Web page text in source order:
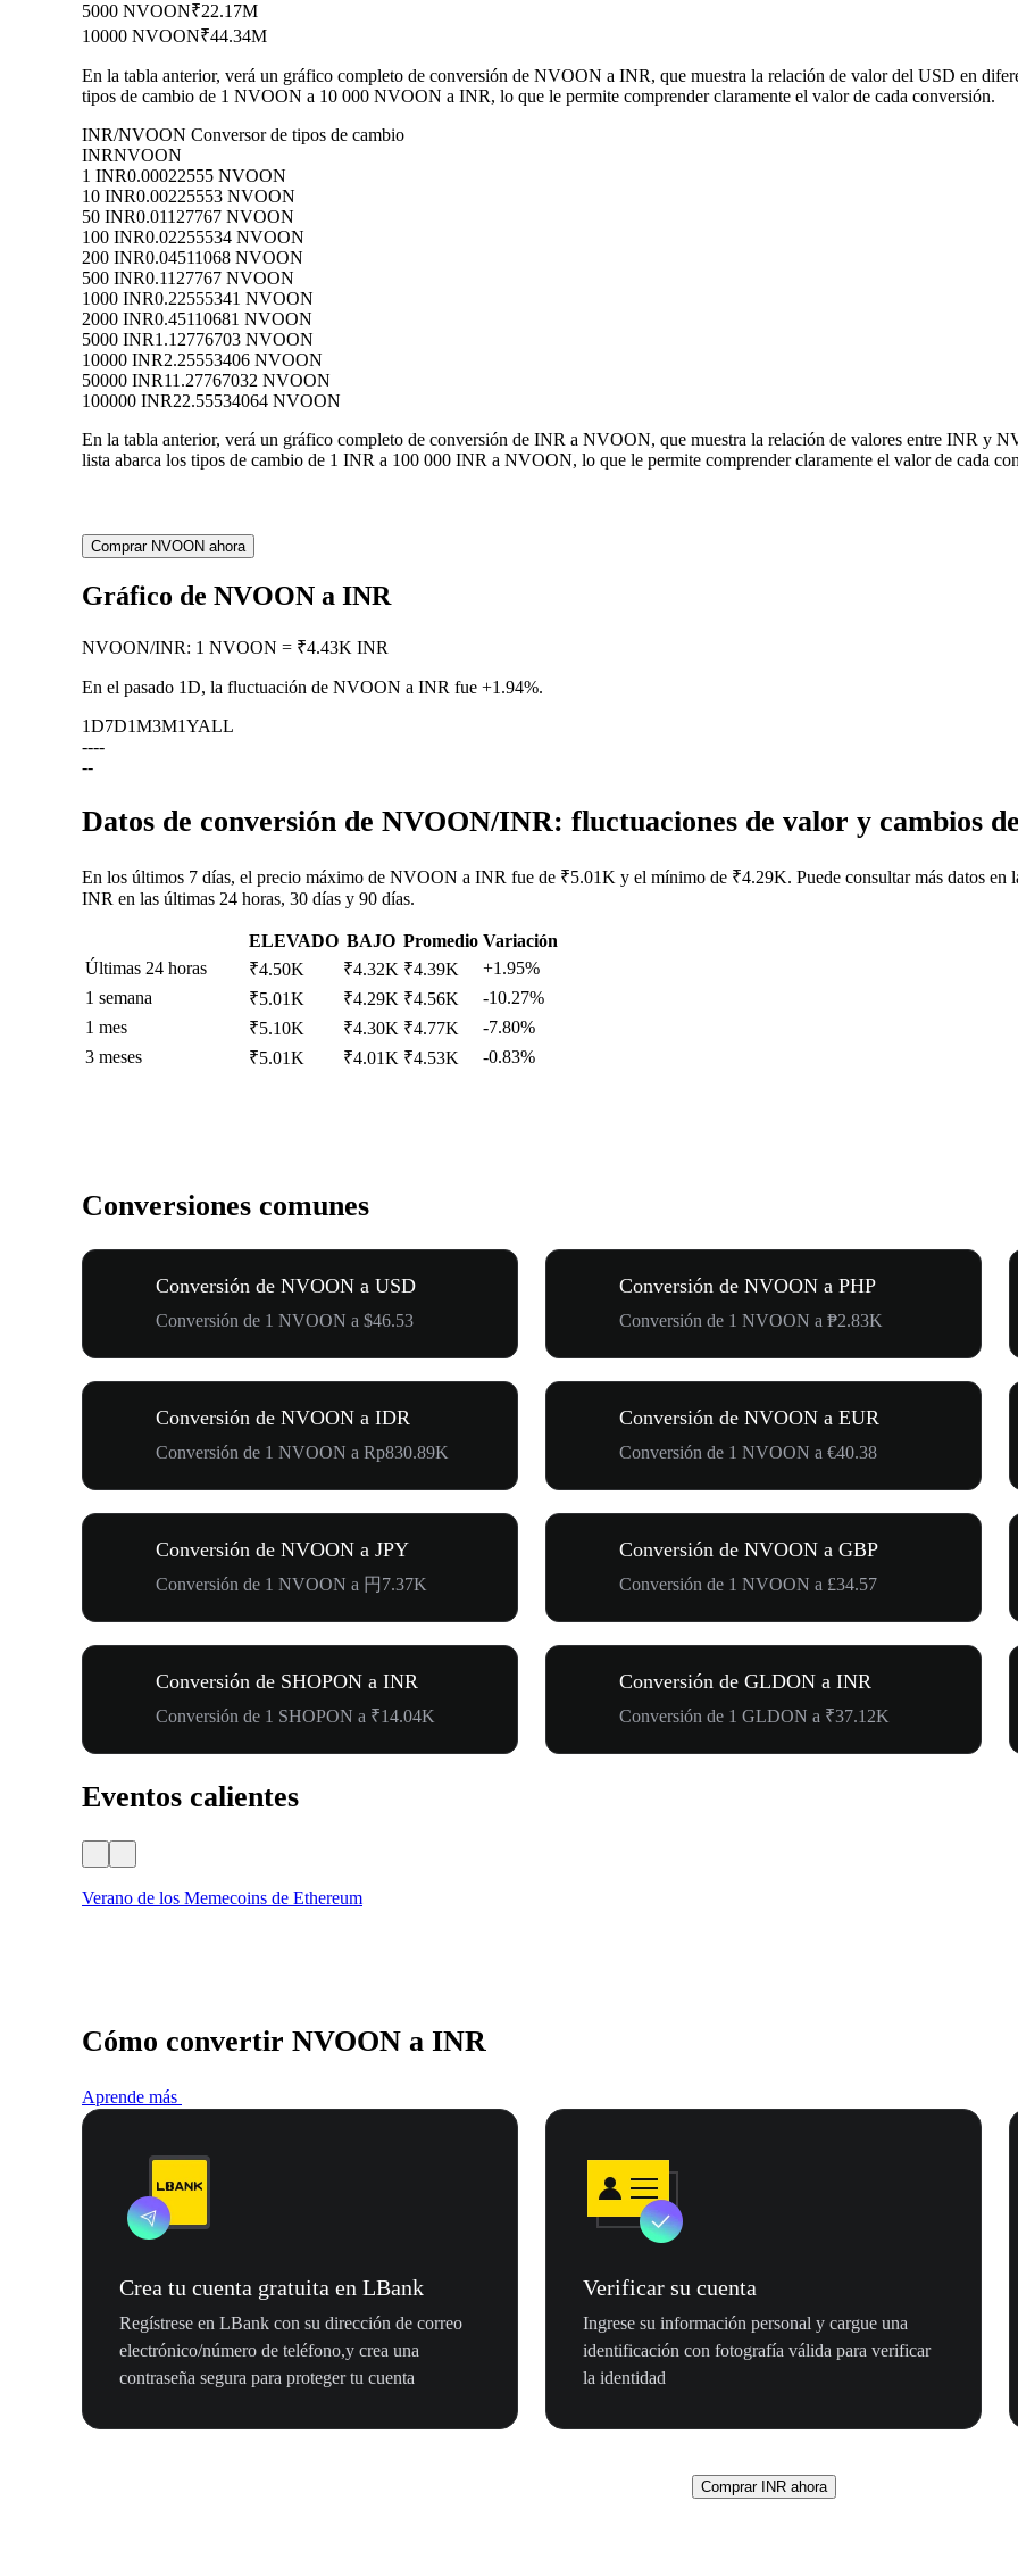
5000 NVOON₹22.17M
10000 NVOON₹44.34M
En la tabla anterior, verá un gráfico completo de conversión de NVOON a INR, que muestra la relación de valor del USD en
tipos de cambio de 1 NVOON a 10 000 NVOON a INR, lo que le permite comprender claramente el valor de cada conversión.
INR/NVOON Conversor de tipos de cambio
INRNVOON
1 INR0.00022555 NVOON
10 INR0.00225553 NVOON
50 INR0.01127767 NVOON
100 INR0.02255534 NVOON
200 INR0.04511068 NVOON
500 INR0.1127767 NVOON
1000 INR0.22555341 NVOON
2000 INR0.45110681 NVOON
5000 INR1.12776703 NVOON
10000 INR2.25553406 NVOON
50000 INR11.27767032 NVOON
100000 INR22.55534064 NVOON
En la tabla anterior, verá un gráfico completo de conversión de INR a NVOON, que muestra la relación de valores entre INR y
lista abarca los tipos de cambio de 1 INR a 100 000 INR a NVOON, lo que le permite comprender claramente el valor de cada
Comprar NVOON ahora
Gráfico de NVOON a INR
NVOON/INR: 1 NVOON = ₹4.43K INR
En el pasado 1D, la fluctuación de NVOON a INR fue +1.94%.
1D7D1M3M1YALL
----
--
Datos de conversión de NVOON/INR: fluctuaciones de valor y cambios
En los últimos 7 días, el precio máximo de NVOON a INR fue de ₹5.01K y el mínimo de ₹4.29K. Puede consultar más datos
INR en las últimas 24 horas, 30 días y 90 días.
ELEVADO BAJO Promedio Variación
Últimas 24 horas
₹4.50K ₹4.32K ₹4.39K
+1.95%
1 semana
₹5.01K ₹4.29K ₹4.56K
-10.27%
1 mes
₹5.10K ₹4.30K ₹4.77K
-7.80%
3 meses
₹5.01K ₹4.01K ₹4.53K -0.83%
Conversiones comunes
Conversión de NVOON a USD
Conversión de 1 NVOON a $46.53
Conversión de NVOON a PHP
Conversión de 1 NVOON a ₱2.83K
Conversión de NVOON a IDR
Conversión de 1 NVOON a Rp830.89K
Conversión de NVOON a EUR
Conversión de 1 NVOON a €40.38
Conversión de NVOON a JPY
Conversión de 1 NVOON a 円7.37K
Conversión de NVOON a GBP
Conversión de 1 NVOON a £34.57
Conversión de SHOPON a INR
Conversión de 1 SHOPON a ₹14.04K
Conversión de GLDON a INR
Conversión de 1 GLDON a ₹37.12K
Eventos calientes
Verano de los Memecoins de Ethereum
Cómo convertir NVOON a INR
Aprende más
Crea tu cuenta gratuita en LBank
Regístrese en LBank con su dirección de correo
electrónico/número de teléfono,y crea una
contraseña segura para proteger tu cuenta
Verificar su cuenta
Ingrese su información personal y cargue una
identificación con fotografía válida para verificar
la identidad
Comprar INR ahora